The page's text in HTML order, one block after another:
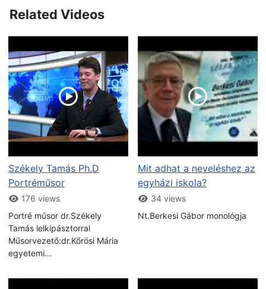
Related Videos
Székely Tamás Ph.D
Portréműsor
176 views
Portré műsor dr.Székely
Tamás lelkipásztorral
Műsorvezető:dr.Kőrösi Mária
egyetemi...
Mit adhat a neveléshez az
egyházi iskola?
34 views
Nt.Berkesi Gábor monológja